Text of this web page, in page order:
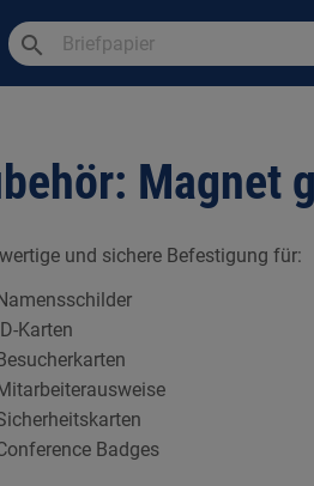
search
Magnet
und sichere Befestigung für:
Karten
Badges